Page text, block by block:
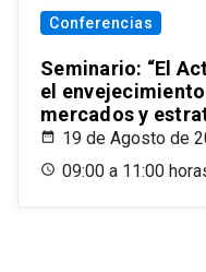
Conferencias
Seminario: “El
el
mercados y
19 de Agosto de
09:00 a 11:00